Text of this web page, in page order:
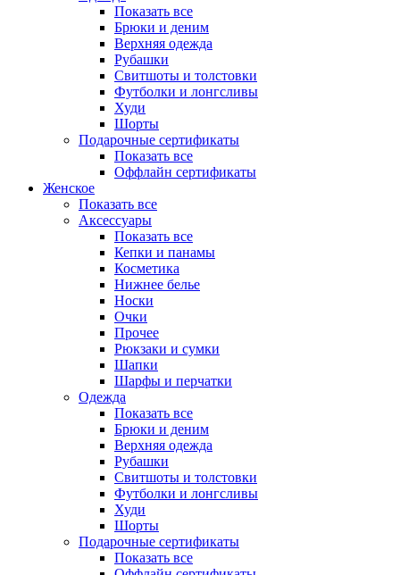
Показать все
Брюки и деним
Верхняя одежда
Рубашки
Свитшоты и толстовки
Футболки и лонгсливы
Худи
Шорты
Подарочные сертификаты
Показать все
Оффлайн сертификаты
Женское
Показать все
Аксессуары
Показать все
Кепки и панамы
Косметика
Нижнее белье
Носки
Очки
Прочее
Рюкзаки и сумки
Шапки
Шарфы и перчатки
Одежда
Показать все
Брюки и деним
Верхняя одежда
Рубашки
Свитшоты и толстовки
Футболки и лонгсливы
Худи
Шорты
Подарочные сертификаты
Показать все